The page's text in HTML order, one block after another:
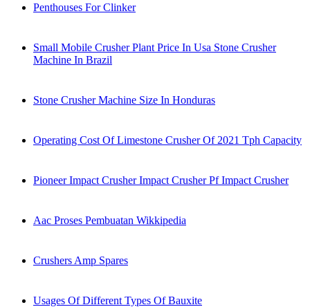
Penthouses For Clinker
Small Mobile Crusher Plant Price In Usa Stone Crusher
Machine In Brazil
Stone Crusher Machine Size In Honduras
Operating Cost Of Limestone Crusher Of 2021 Tph Capacity
Pioneer Impact Crusher Impact Crusher Pf Impact Crusher
Aac Proses Pembuatan Wikkipedia
Crushers Amp Spares
Usages Of Different Types Of Bauxite